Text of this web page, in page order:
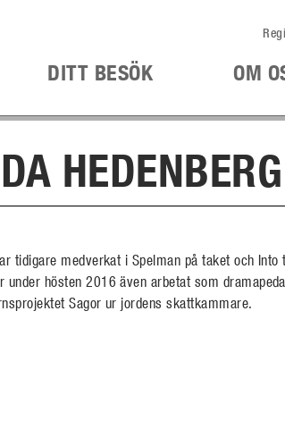
DITT BESÖK OM
HEDENBERG
tidigare medverkat i Spelman på taket och Into
under hösten 2016 även arbetat som
Sagor ur jordens skattkammare.